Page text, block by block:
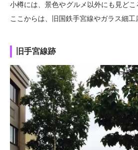
小樽には、景色やグルメ以外にも見どこ
ここからは、旧国鉄手宮線やガラス細工
旧手宮線跡